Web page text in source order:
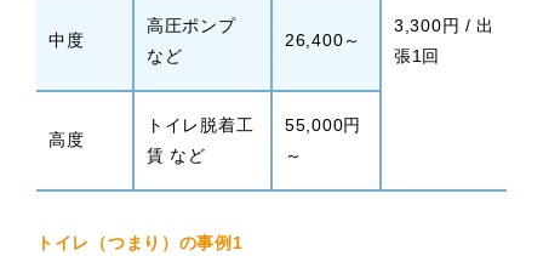
3,300円 / 出
張1回
中度
高圧ポンプ
など
26,400～
高度
トイレ脱着工
賃 など
55,000円
～
トイレ（つまり）の事例1